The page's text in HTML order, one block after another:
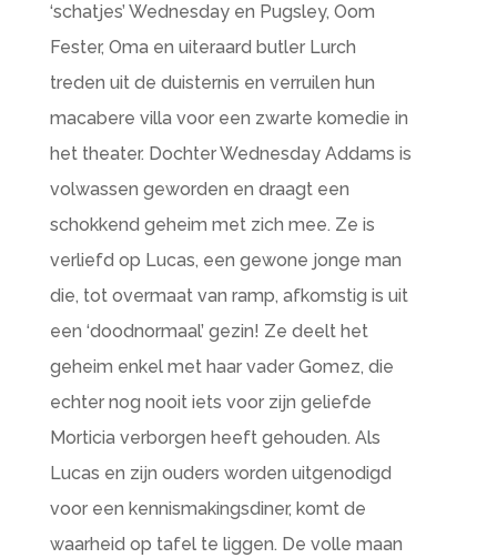
‘schatjes’ Wednesday en Pugsley, Oom
Fester, Oma en uiteraard butler Lurch
treden uit de duisternis en verruilen hun
macabere villa voor een zwarte komedie in
het theater. Dochter Wednesday Addams is
volwassen geworden en draagt een
schokkend geheim met zich mee. Ze is
verliefd op Lucas, een gewone jonge man
die, tot overmaat van ramp, afkomstig is uit
een ‘doodnormaal’ gezin! Ze deelt het
geheim enkel met haar vader Gomez, die
echter nog nooit iets voor zijn geliefde
Morticia verborgen heeft gehouden. Als
Lucas en zijn ouders worden uitgenodigd
voor een kennismakingsdiner, komt de
waarheid op tafel te liggen. De volle maan